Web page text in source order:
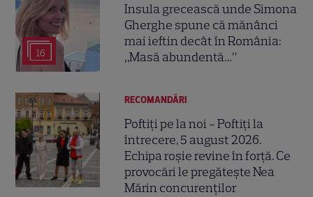
16
Insula grecească unde Simona
Gherghe spune că mănânci
mai ieftin decât în România:
„Masă abundentă…”
RECOMANDĂRI
Poftiți pe la noi - Poftiți la
întrecere, 5 august 2026.
Echipa roșie revine în forță. Ce
provocări le pregătește Nea
Mărin concurenților